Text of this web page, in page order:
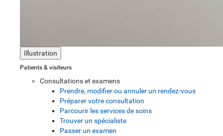
Illustration
Patients & visiteurs
Consultations et examens
Prendre, modifier ou annuler un rendez-vous
Préparer votre consultation
Parcourir les services de soins
Trouver un spécialiste
Passer un examen